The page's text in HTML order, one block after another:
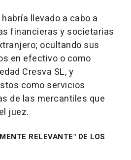
llevado a cabo a
financieras y societarias
ocultando sus
en efectivo o como
Cresva SL, y
como servicios
de las mercantiles que
juez.
RELEVANTE" DE LOS